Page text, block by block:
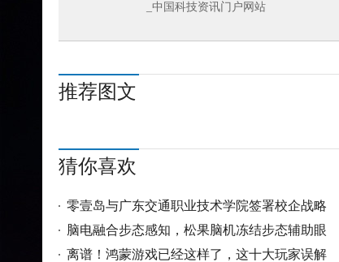
_中国科技资讯门户网站
推荐图文
猜你喜欢
零壹岛与广东交通职业技术学院签署校企战略
脑电融合步态感知，松果脑机冻结步态辅助眼
离谱！鸿蒙游戏已经这样了，这十大玩家误解